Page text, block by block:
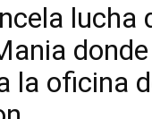
lucha
la oficina